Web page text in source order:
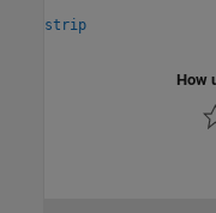
strip
How